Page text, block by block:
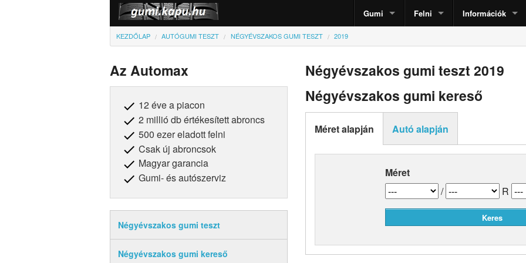
Gumi Felni Információk
KEZDŐLAP AUTÓGUMI TESZT NÉGYÉVSZAKOS GUMI TESZT 2019
Az Automax
12 éve a piacon
2 millió db értékesített abroncs
500 ezer eladott felni
Csak új abroncsok
Magyar garancia
Gumi- és autószerviz
Négyévszakos gumi teszt
Négyévszakos gumi kereső
Négyévszakos gumi teszt 2019
Négyévszakos gumi kereső
Méret alapján
Méret
/
R
Autó alapján